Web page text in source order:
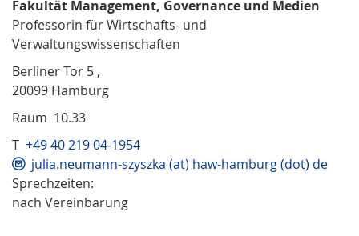
Fakultät Management, Governance und Medien
Professorin für Wirtschafts- und
Verwaltungswissenschaften
Berliner Tor 5 ,
20099 Hamburg
Raum 10.33
T +49 40 219 04-1954
julia.neumann-szyszka (at) haw-hamburg (dot) de
Sprechzeiten:
nach Vereinbarung